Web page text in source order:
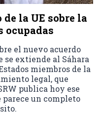
la UE sobre la
ocupadas
el nuevo acuerdo
se extiende al Sáhara
miembros de la
legal, que
publica hoy ese
un completo